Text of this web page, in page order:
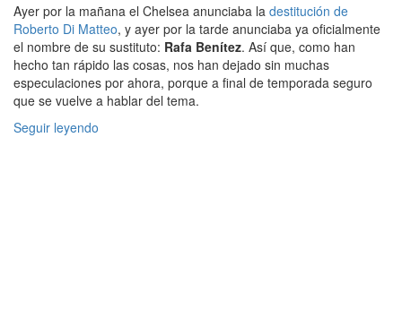
Ayer por la mañana el Chelsea anunciaba la destitución de
Roberto Di Matteo, y ayer por la tarde anunciaba ya oficialmente
el nombre de su sustituto: Rafa Benítez. Así que, como han
hecho tan rápido las cosas, nos han dejado sin muchas
especulaciones por ahora, porque a final de temporada seguro
que se vuelve a hablar del tema.
Seguir leyendo